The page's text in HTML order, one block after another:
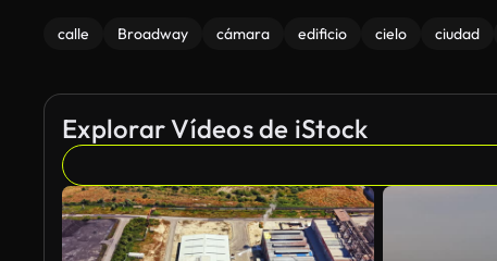
calle Broadway cámara edificio cielo ciudad
Explorar Vídeos de iStock